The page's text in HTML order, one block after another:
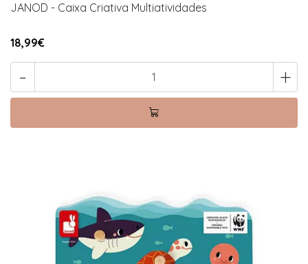
JANOD - Caixa Criativa Multiatividades
18,99€
- +